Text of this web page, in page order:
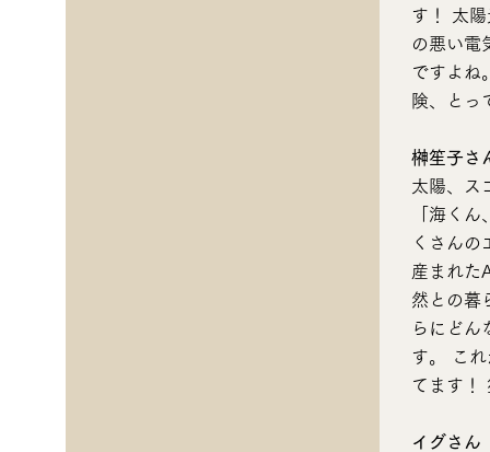
す！ 太
の悪い電
ですよね
険、とっ
榊笙子さ
太陽、ス
「海く
くさんの
産まれた
然との暮
らにどん
す。 こ
てます！
イグさん